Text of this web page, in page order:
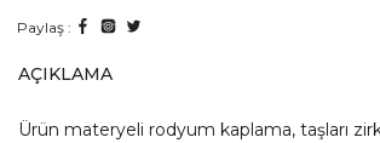
Paylaş :
AÇIKLAMA
Ürün materyeli rodyum kaplama, taşları